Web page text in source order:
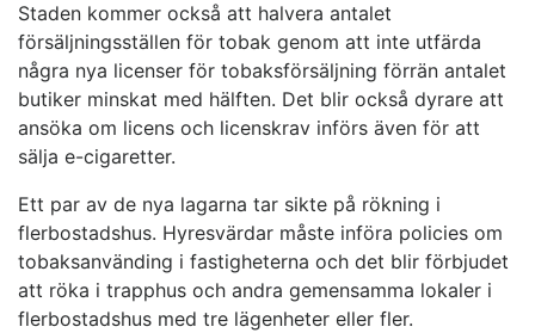
Staden kommer också att halvera antalet
försäljningsställen för tobak genom att inte utfärda
några nya licenser för tobaksförsäljning förrän antalet
butiker minskat med hälften. Det blir också dyrare att
ansöka om licens och licenskrav införs även för att
sälja e-cigaretter.
Ett par av de nya lagarna tar sikte på rökning i
flerbostadshus. Hyresvärdar måste införa policies om
tobaksanvänding i fastigheterna och det blir förbjudet
att röka i trapphus och andra gemensamma lokaler i
flerbostadshus med tre lägenheter eller fler.